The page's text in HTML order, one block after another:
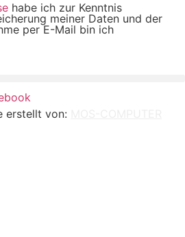
habe ich zur Kenntnis
meiner Daten und der
per E-Mail bin ich
erstellt von: